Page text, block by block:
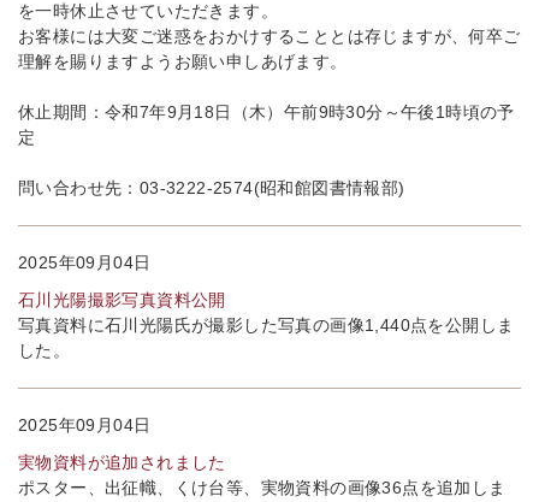
を一時休止させていただきます。
お客様には大変ご迷惑をおかけすることとは存じますが、何卒ご
理解を賜りますようお願い申しあげます。
休止期間：令和7年9月18日（木）午前9時30分～午後1時頃の予
定
問い合わせ先：03-3222-2574(昭和館図書情報部)
2025年09月04日
石川光陽撮影写真資料公開
写真資料に石川光陽氏が撮影した写真の画像1,440点を公開しま
した。
2025年09月04日
実物資料が追加されました
ポスター、出征幟、くけ台等、実物資料の画像36点を追加しま